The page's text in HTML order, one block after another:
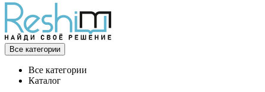
Все категории
Все категории
Каталог